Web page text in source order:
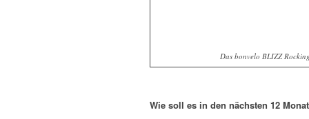
Das bonvelo BLIZZ
Wie soll es in den nächsten 12